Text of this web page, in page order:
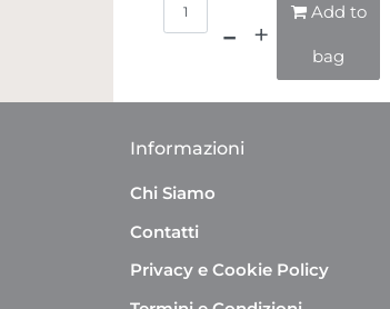
Add to
bag
Informazioni
Chi Siamo
Contatti
Privacy e Cookie Policy